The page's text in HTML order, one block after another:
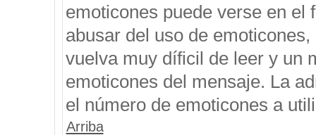
emoticones puede verse en el
abusar del uso de
vuelva muy díficil de leer y un
emoticones del mensaje. La
el número de emoticones a
Arriba